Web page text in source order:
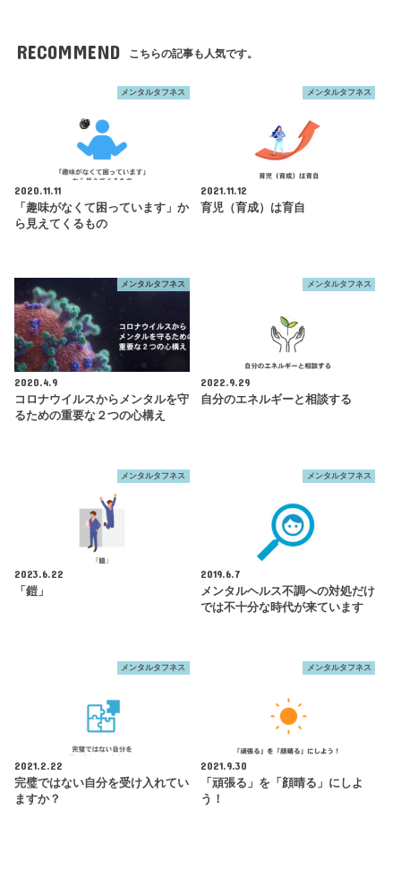
RECOMMEND こちらの記事も人気です。
メンタルタフネス
2020.11.11
「趣味がなくて困っています」か
ら見えてくるもの
メンタルタフネス
2021.11.12
育児（育成）は育自
メンタルタフネス
2020.4.9
コロナウイルスからメンタルを守
るための重要な２つの心構え
メンタルタフネス
2022.9.29
自分のエネルギーと相談する
メンタルタフネス
2023.6.22
「鎧」
メンタルタフネス
2019.6.7
メンタルヘルス不調への対処だけ
では不十分な時代が来ています
メンタルタフネス
2021.2.22
完璧ではない自分を受け入れてい
ますか？
メンタルタフネス
2021.9.30
「頑張る」を「顔晴る」にしよ
う！